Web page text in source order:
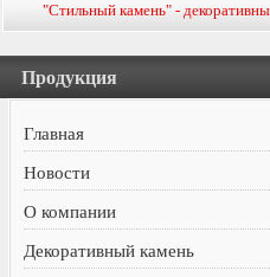
"Стильный камень" -
Продукция
Главная
Новости
О компании
Декоративный камень